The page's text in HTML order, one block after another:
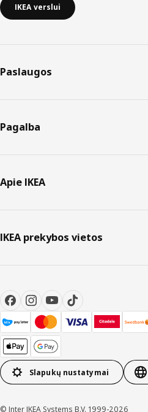
IKEA verslui
Paslaugos
Pagalba
Apie IKEA
IKEA prekybos vietos
Slapukų nustatymai
© Inter IKEA Systems B.V. 1999-2026